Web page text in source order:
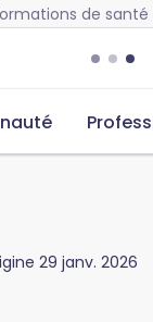
de santé
29 janv. 2026